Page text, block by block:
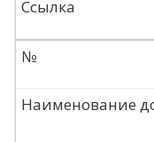
Ссылка
№